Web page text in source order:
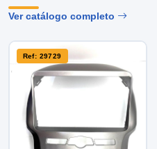
Ver catálogo completo
Ref: 29729